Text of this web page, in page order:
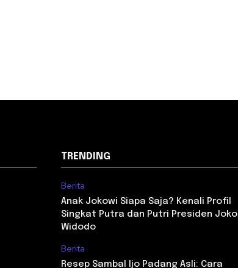
TRENDING
Berita
Anak Jokowi Siapa Saja? Kenali Profil
Singkat Putra dan Putri Presiden Joko
Widodo
Berita
Resep Sambal Ijo Padang Asli: Cara